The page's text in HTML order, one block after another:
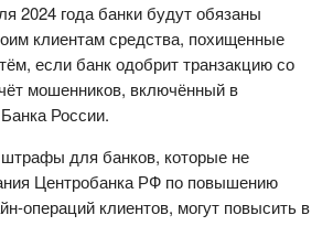
2024 года банки будут обязаны
клиентам средства, похищенные
если банк одобрит транзакцию со
мошенников, включённый в
России.
для банков, которые не
Центробанка РФ по повышению
операций клиентов, могут повысить в